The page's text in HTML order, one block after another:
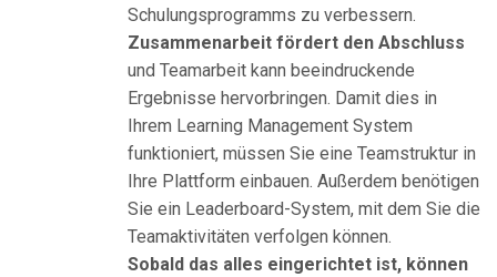
Schulungsprogramms zu verbessern.
Zusammenarbeit fördert den Abschluss
und Teamarbeit kann beeindruckende
Ergebnisse hervorbringen. Damit dies in
Ihrem Learning Management System
funktioniert, müssen Sie eine Teamstruktur in
Ihre Plattform einbauen. Außerdem benötigen
Sie ein Leaderboard-System, mit dem Sie die
Teamaktivitäten verfolgen können.
Sobald das alles eingerichtet ist, können